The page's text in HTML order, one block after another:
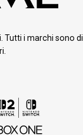
Tutti i marchi sono di